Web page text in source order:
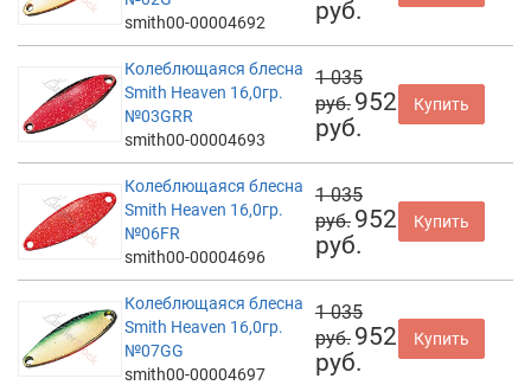
smith00-00004692
руб.
Колеблющаяся блесна
Smith Heaven 16,0гр.
№03GRR
smith00-00004693
1 035
руб. 952
руб.
Купить
Колеблющаяся блесна
Smith Heaven 16,0гр.
№06FR
smith00-00004696
1 035
руб. 952
руб.
Купить
Колеблющаяся блесна
Smith Heaven 16,0гр.
№07GG
smith00-00004697
1 035
руб. 952
руб.
Купить